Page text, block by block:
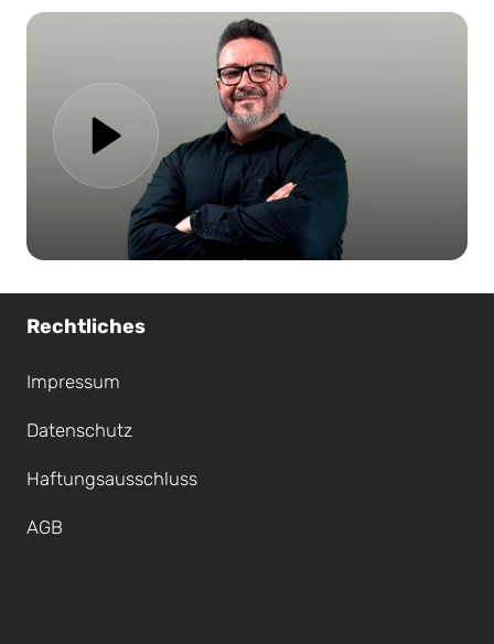
Rechtliches
Impressum
Datenschutz
Haftungsausschluss
AGB